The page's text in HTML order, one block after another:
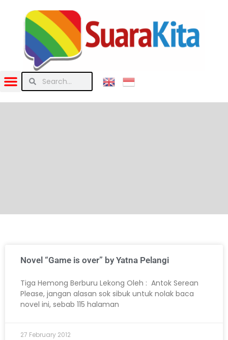
Novel “Game is over” by Yatna Pelangi
Tiga Hemong Berburu Lekong Oleh : Antok Serean
Please, jangan alasan sok sibuk untuk nolak baca
novel ini, sebab 115 halaman
27 February 2012